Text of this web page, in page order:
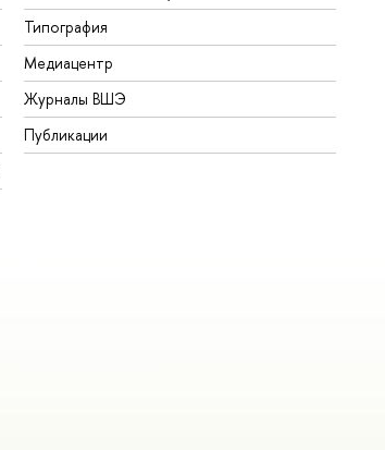
Типография
Медиацентр
Журналы ВШЭ
Публикации